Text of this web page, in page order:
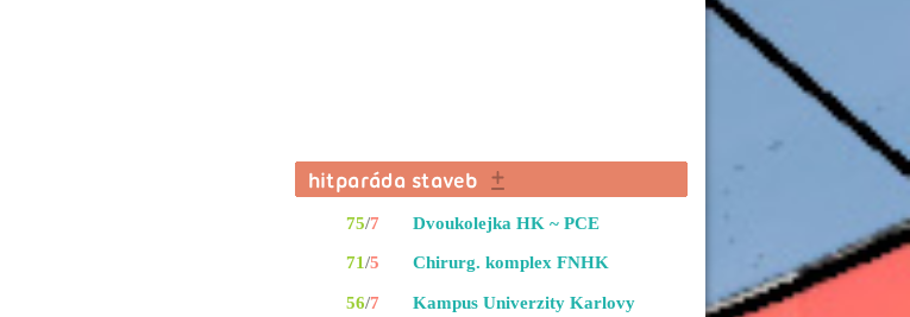
75/7
71/5
56/7
Dvoukolejka HK ~ PCE
Chirurg. komplex FNHK
Kampus Univerzity Karlovy